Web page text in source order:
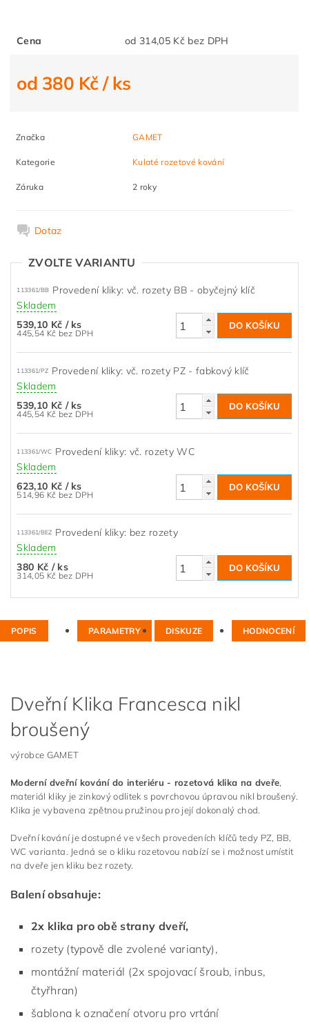
Cena od 314,05 Kč bez DPH
od 380 Kč/ ks
Značka GAMET
Kategorie Kulaté rozetové kování
Záruka 2 roky
Dotaz
ZVOLTE VARIANTU
113361/BB Provedení kliky: vč. rozety BB - obyčejný klíč
Skladem
539,10 Kč / ks
445,54 Kč bez DPH
113361/PZ Provedení kliky: vč. rozety PZ - fabkový klíč
Skladem
539,10 Kč / ks
445,54 Kč bez DPH
113361/WC Provedení kliky: vč. rozety WC
Skladem
623,10 Kč / ks
514,96 Kč bez DPH
113361/BEZ Provedení kliky: bez rozety
Skladem
380 Kč / ks
314,05 Kč bez DPH
POPIS PARAMETRY DISKUZE HODNOCENÍ
Dveřní Klika Francesca nikl
broušený
výrobce GAMET
Moderní dveřní kování do interiéru - rozetová klika na dveře,
materiál kliky je zinkový odlitek s povrchovou úpravou nikl broušený.
Klika je vybavena zpětnou pružinou pro její dokonalý chod.
Dveřní kování je dostupné ve všech provedeních klíčů tedy PZ, BB,
WC varianta. Jedná se o kliku rozetovou nabízí se i možnost umístit
na dveře jen kliku bez rozety.
Balení obsahuje:
2x klika pro obě strany dveří,
rozety (typově dle zvolené varianty),
montážní materiál (2x spojovací šroub, inbus,
čtyřhran)
šablona k označení otvoru pro vrtání